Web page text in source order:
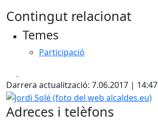
Contingut relacionat
Temes
Participació
Darrera actualització: 7.06.2017 | 14:47
Jordi Solé (foto del web alcaldes.eu)
Adreces i telèfons